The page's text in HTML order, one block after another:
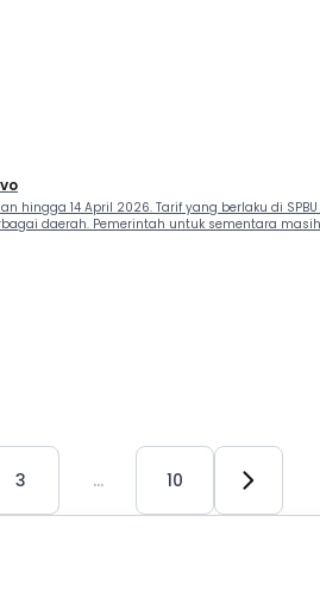
14 April 2026. Tarif yang berlaku di
daerah. Pemerintah untuk sementara
3 … 10